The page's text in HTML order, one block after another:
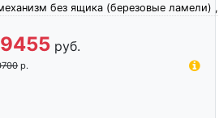
без ящика (березовые ламели) ,
руб.
р.